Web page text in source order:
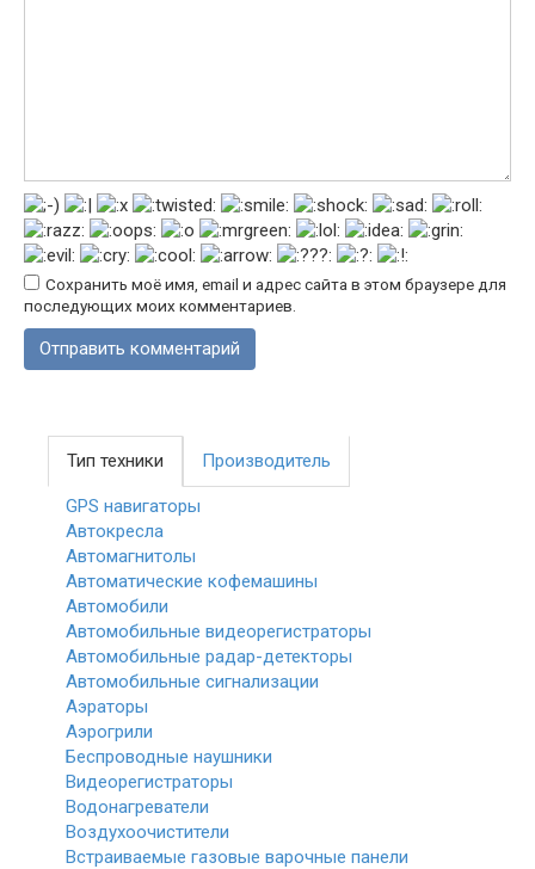
Сохранить моё имя, email и адрес сайта в этом браузере для
последующих моих комментариев.
Тип техники Производитель
GPS навигаторы
Автокресла
Автомагнитолы
Автоматические кофемашины
Автомобили
Автомобильные видеорегистраторы
Автомобильные радар-детекторы
Автомобильные сигнализации
Аэраторы
Аэрогрили
Беспроводные наушники
Видеорегистраторы
Водонагреватели
Воздухоочистители
Встраиваемые газовые варочные панели